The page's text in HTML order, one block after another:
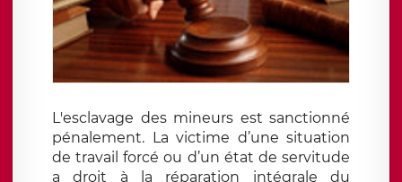
L'esclavage des mineurs est sanctionné
pénalement. La victime d’une situation
de travail forcé ou d’un état de servitude
a droit à la réparation intégrale du